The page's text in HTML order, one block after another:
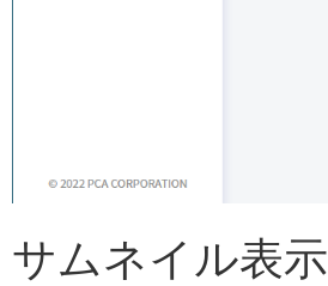
サムネイル表示